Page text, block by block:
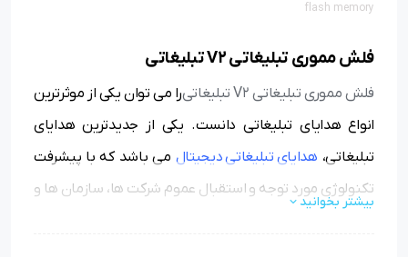
flash memory
فلش مموری تبلیغاتی V2 تبلیغاتی
فلش مموری تبلیغاتی V2 تبلیغاتی
را می توان یکی از موثرترین
انواع هدایای تبلیغاتی دانست. یکی از جدیدترین هدایای
تبلیغاتی، هدایای تبلیغاتی دیجیتال می باشد که با پیشرفت
تکنولوژی مورد توجه و استقبال عموم شرکت ها، سازمان ها و
بیشتر بخوانید